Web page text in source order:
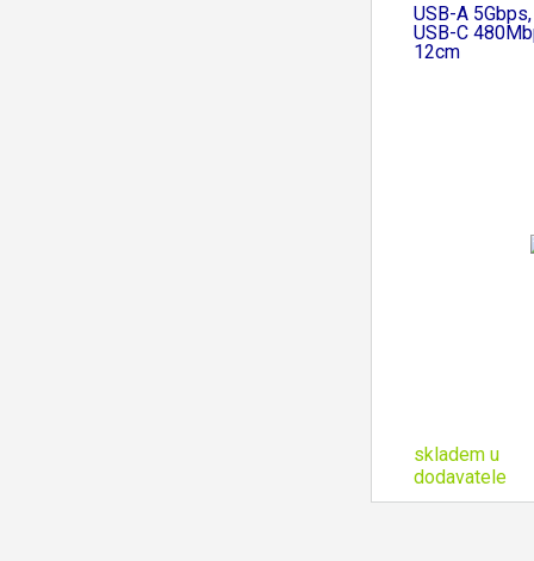
USB-A
USB-C
12cm
skladem u
dodavatele